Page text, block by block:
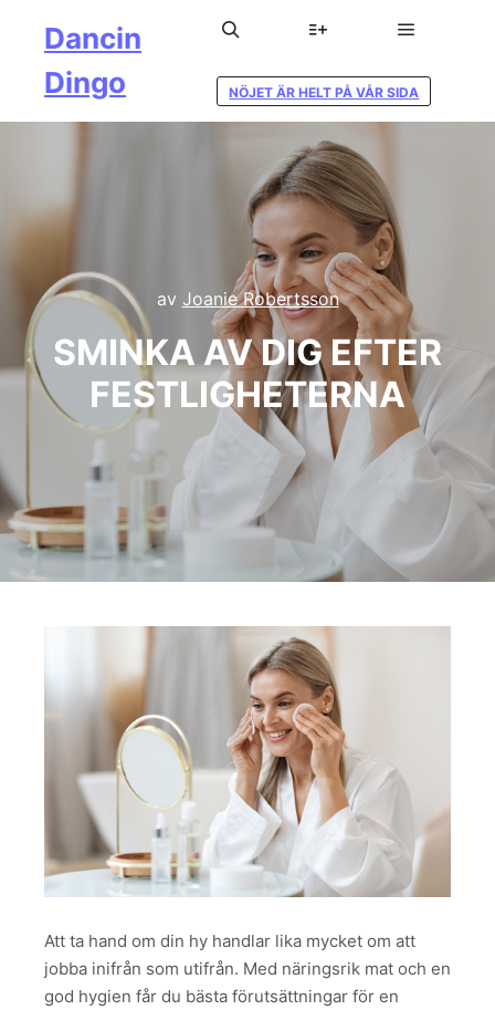
Dancin
Dingo
NÖJET ÄR HELT PÅ VÅR SIDA
av Joanie Robertsson
SMINKA AV DIG EFTER
FESTLIGHETERNA
Att ta hand om din hy handlar lika mycket om att
jobba inifrån som utifrån. Med näringsrik mat och en
god hygien får du bästa förutsättningar för en